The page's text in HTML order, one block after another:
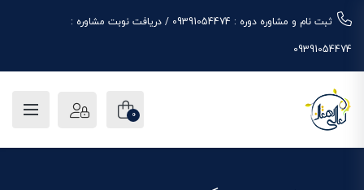
ثبت نام و مشاوره دوره : 09391054474 / دریافت نوبت مشاوره :
09391054474
0